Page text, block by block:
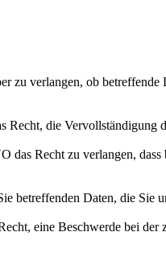
zu verlangen, ob
Recht, die
das Recht zu verlangen,
betreffenden Daten, die
eine Beschwerde bei der